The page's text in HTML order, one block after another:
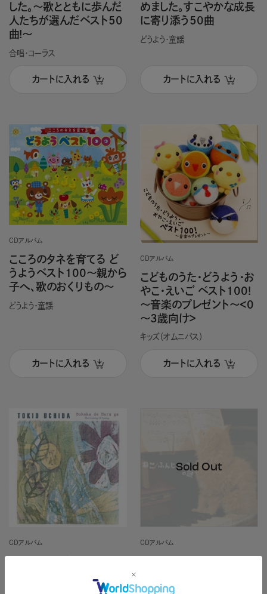
した。～歌とともに歩んだ
人たちが選んだベスト50
曲!～
合唱・コーラス
カートに入れる
めました。すこやかな成長
に寄り添う50曲
どうよう・童謡
カートに入れる
CDアルバム
こころのタネを育てる ど
うようベスト100～親から
子へ、歌のおくりもの～
どうよう・童謡
カートに入れる
CDアルバム
こどものうた・どうよう・お
やこ・えいご ベスト100!
～音楽のプレゼント～＜0
～3歳向け＞
キッズ（オムニバス）
カートに入れる
CDアルバム
日本の歌 －Fingerstyle
CDアルバム